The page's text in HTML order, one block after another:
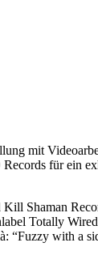
mit
für ein
Shaman
Totally
with a